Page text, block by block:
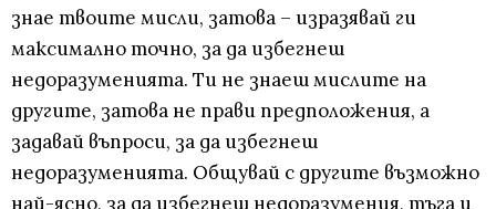
знае твоите мисли, затова – изразявай ги
максимално точно, за да избегнеш
недоразуменията. Ти не знаеш мислите на
другите, затова не прави предположения, а
задавай въпроси, за да избегнеш
недоразуменията. Общувай с другите възможно
най-ясно, за да избегнеш недоразумения, тъга и